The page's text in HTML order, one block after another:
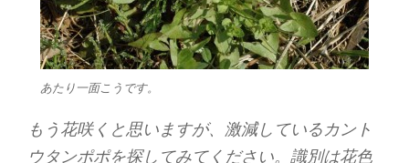
あたり一面こうです。
もう花咲くと思いますが、激減しているカント
ウタンポポを探してみてください。識別は花色